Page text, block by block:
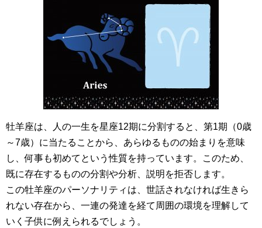
牡羊座は、人の一生を星座12期に分割すると、第1期（0歳
～7歳）に当たることから、あらゆるものの始まりを意味
し、何事も初めてという性質を持っています。このため、
既に存在するものの分割や分析、説明を拒否します。
この牡羊座のパーソナリティは、世話されなければ生きら
れない存在から、一連の発達を経て周囲の環境を理解して
いく子供に例えられるでしょう。